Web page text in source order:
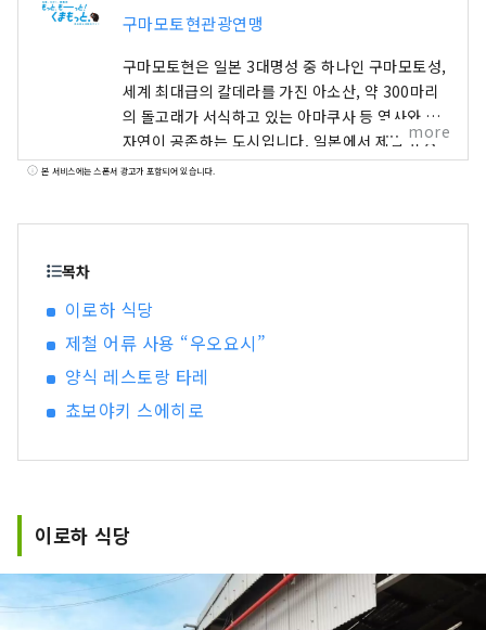
구마모토현관광연맹
구마모토현은 일본 3대명성 중 하나인 구마모토성,
세계 최대급의 칼데라를 가진 아소산, 약 300마리
의 돌고래가 서식하고 있는 아마쿠사 등 역사와 대
자연이 공존하는 도시입니다. 일본에서 제일 유명
한 캐릭터 구마몬의 고향이며, 거리의 어딘가에서
술은 모두 맛있습니다. 여러분의 5감을 치유해 주는
구마모토현에 꼭 놀러 와 주세요!
more
본 서비스에는 스폰서 광고가 포함되어 있습니다.
목차
이로하 식당
제철 어류 사용 “우오요시”
양식 레스토랑 타레
쵸보야키 스에히로
이로하 식당